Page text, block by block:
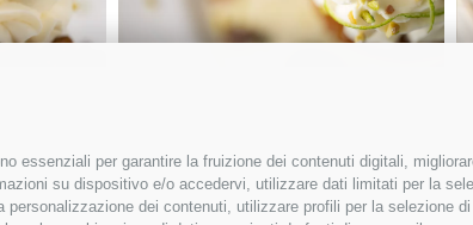
essenziali per garantire la fruizione dei contenuti digitali,
su dispositivo e/o accedervi, utilizzare dati limitati per la
dei contenuti, utilizzare profili per la selezione